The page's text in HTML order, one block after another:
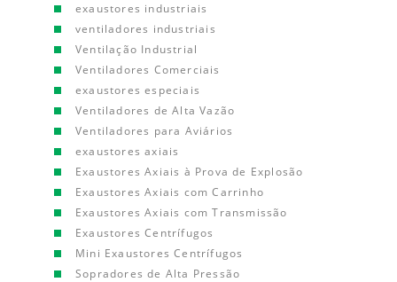
exaustores industriais
ventiladores industriais
Ventilação Industrial
Ventiladores Comerciais
exaustores especiais
Ventiladores de Alta Vazão
Ventiladores para Aviários
exaustores axiais
Exaustores Axiais à Prova de Explosão
Exaustores Axiais com Carrinho
Exaustores Axiais com Transmissão
Exaustores Centrífugos
Mini Exaustores Centrífugos
Sopradores de Alta Pressão